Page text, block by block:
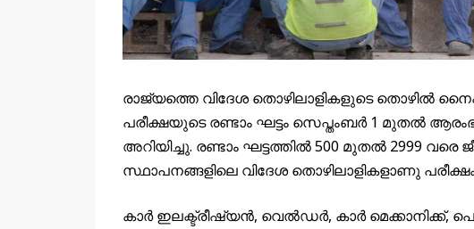
രാജ്യത്തെ വിദേശ തൊഴിലാളികളുടെ തൊഴിൽ
പരീക്ഷയുടെ രണ്ടാം ഘട്ടം സെപ്തംബർ 1 മുതൽ
അറിയിച്ചു. രണ്ടാം ഘട്ടത്തിൽ 500 മുതൽ 2999
സ്ഥാപനങ്ങളിലെ വിദേശ തൊഴിലാളികളാണു
കാർ ഇലക്ട്രീഷ്യൻ, വെൽഡർ, കാർ മെക്കാനിക്ക്,